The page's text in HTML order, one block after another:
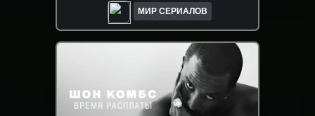
МИР СЕРИАЛОВ